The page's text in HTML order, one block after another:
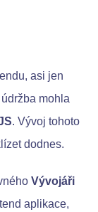
asi jen
mohla
. Vývoj tohoto
dodnes.
Vývojáři
aplikace,